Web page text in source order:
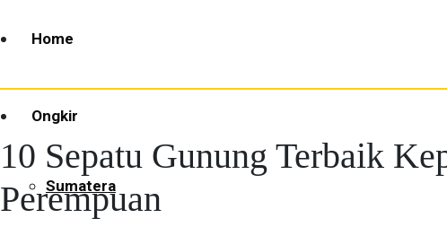
Home
Ongkir
Sumatera
10 Sepatu Gunung Terbaik
Perempuan